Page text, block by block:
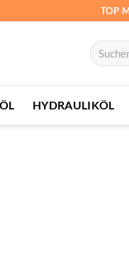
TOP
Suchen
nach:
HYDRAULIKÖL